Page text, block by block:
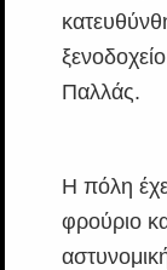
Παλλάς.
Η πόλη
φρούριο